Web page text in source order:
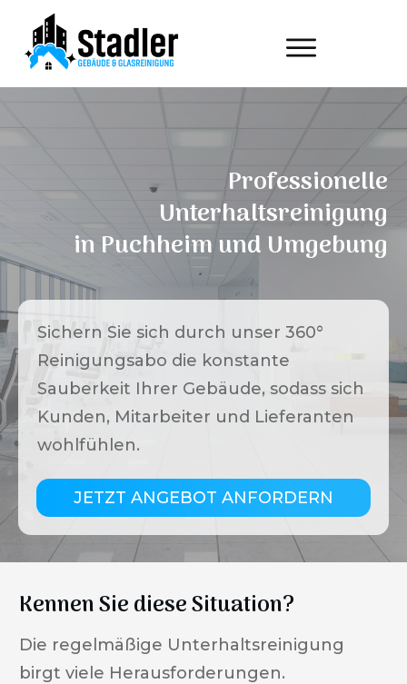
Professionelle
Unterhaltsreinigung
inPuchheimund Umgebung
Sichern Sie sich durch unser 360°
Reinigungsabo die konstante
Sauberkeit Ihrer Gebäude, sodass sich
Kunden, Mitarbeiter und Lieferanten
wohlfühlen.
JETZT ANGEBOT ANFORDERN
Kennen Sie diese Situation?
Die regelmäßige Unterhaltsreinigung
birgt viele Herausforderungen.